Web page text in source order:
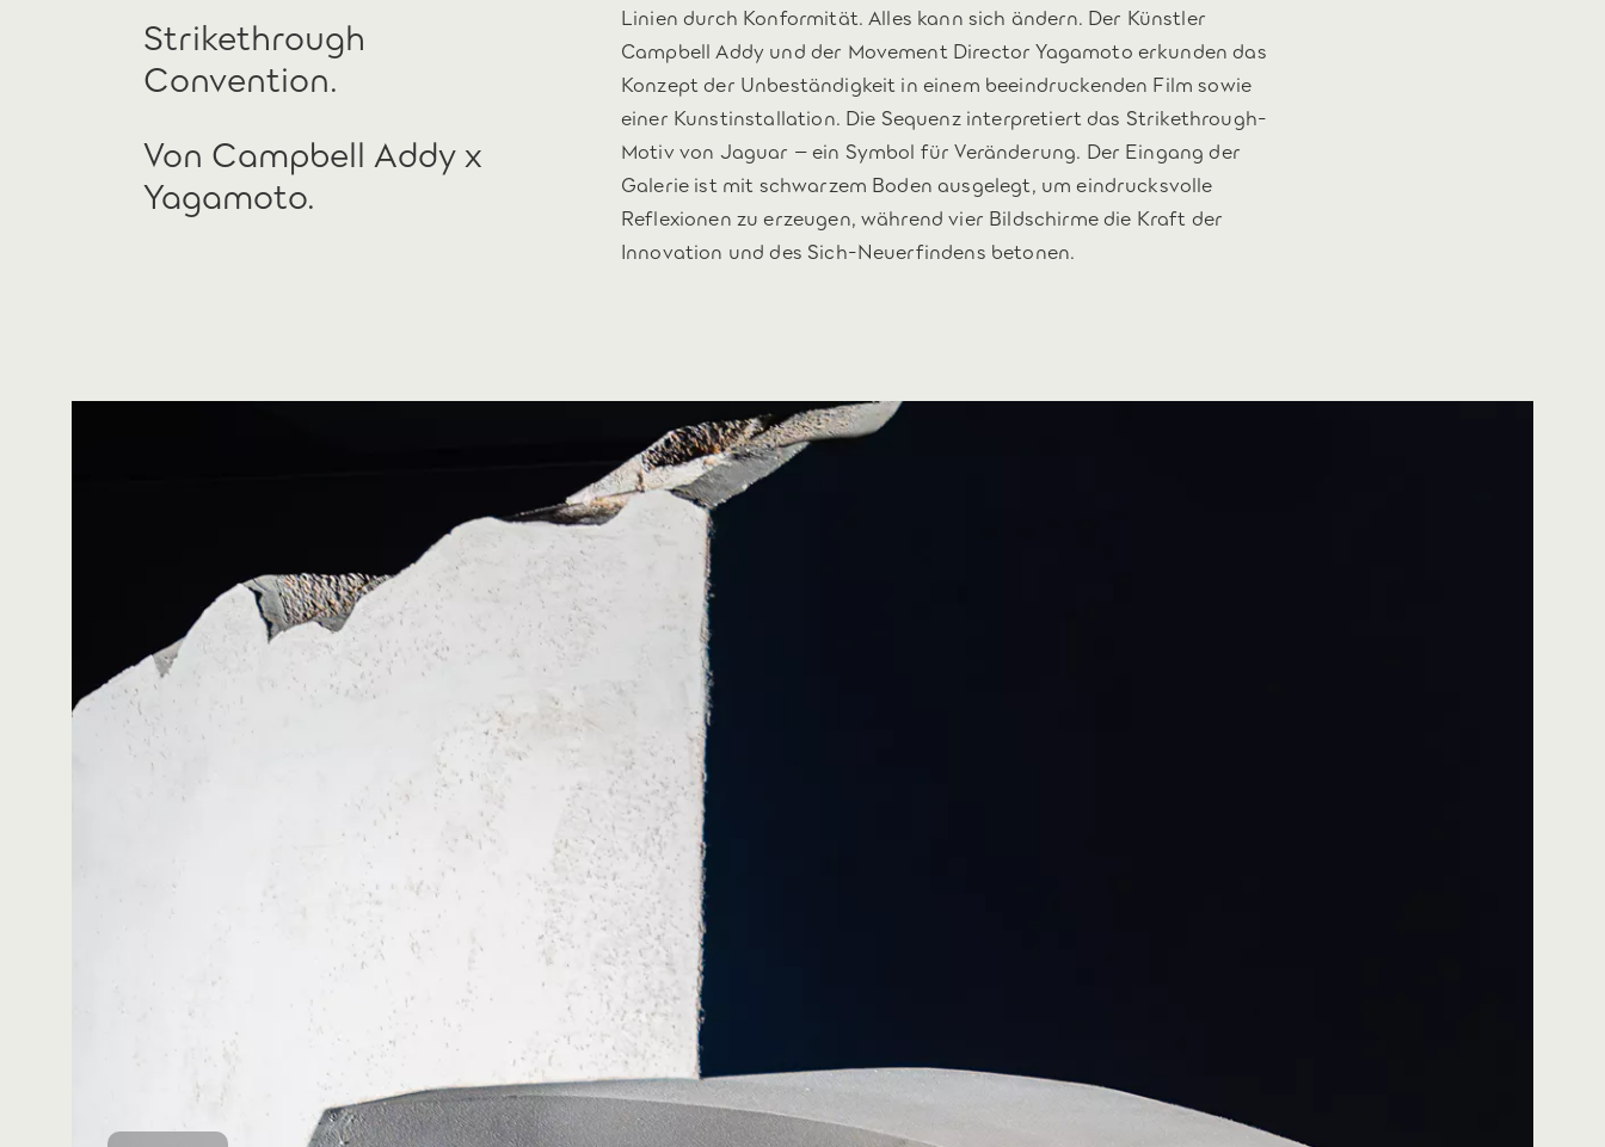
Strikethrough
Convention.
Von Campbell Addy x
Yagamoto.
Linien durch Konformität. Alles kann sich ändern. Der Künstler
Campbell Addy und der Movement Director Yagamoto erkunden das
Konzept der Unbeständigkeit in einem beeindruckenden Film sowie
einer Kunstinstallation. Die Sequenz interpretiert das Strikethrough-
Motiv von Jaguar – ein Symbol für Veränderung. Der Eingang der
Galerie ist mit schwarzem Boden ausgelegt, um eindrucksvolle
Reflexionen zu erzeugen, während vier Bildschirme die Kraft der
Innovation und des Sich-Neuerfindens betonen.